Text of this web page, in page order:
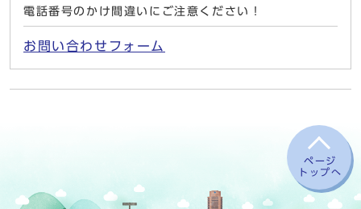
電話番号のかけ間違いにご注意ください！
お問い合わせフォーム
ページ
トップへ